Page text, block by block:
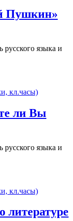
Пушкин»
русского языка и
кл.часы)
ли Вы
русского языка и
кл.часы)
литературе